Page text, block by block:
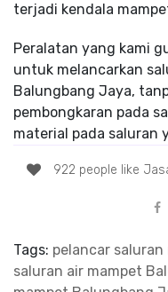
terjadi kendala
Peralatan yang kami
untuk melancarkan
Balungbang Jaya,
pembongkaran pada
material pada
922 people like
Tags: pelancar
saluran air mampet